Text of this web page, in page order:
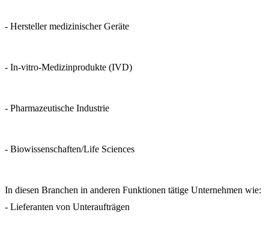
- Hersteller medizinischer Geräte
- In-vitro-Medizinprodukte (IVD)
- Pharmazeutische Industrie
- Biowissenschaften/Life Sciences
In diesen Branchen in anderen Funktionen tätige Unternehmen wie:
- Lieferanten von Unteraufträgen